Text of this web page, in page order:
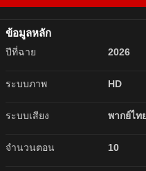
ข้อมูลหลัก
ปีที่ฉาย 2026
ระบบภาพ HD
ระบบเสียง พากย์ไท
จำนวนตอน 10